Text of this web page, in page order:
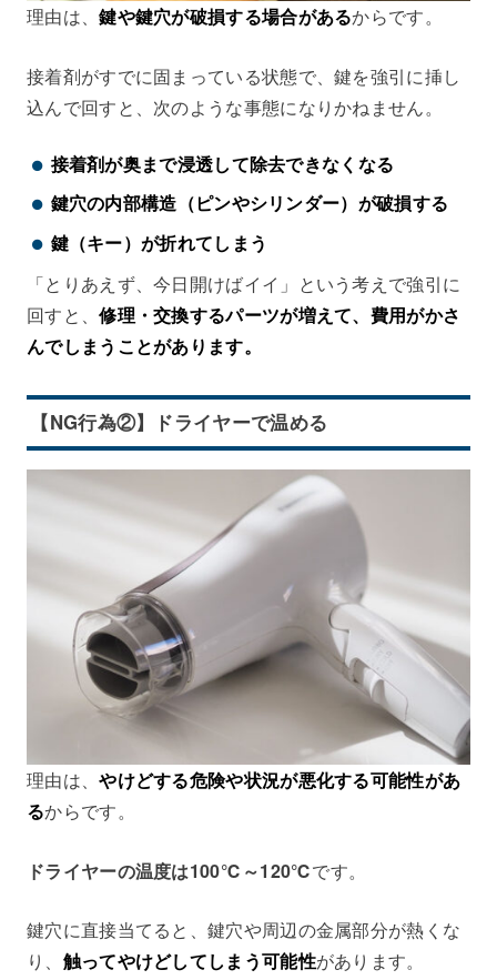
理由は、鍵や鍵穴が破損する場合があるからです。
接着剤がすでに固まっている状態で、鍵を強引に挿し
込んで回すと、次のような事態になりかねません。
接着剤が奥まで浸透して除去できなくなる
鍵穴の内部構造（ピンやシリンダー）が破損する
鍵（キー）が折れてしまう
「とりあえず、今日開けばイイ」という考えで強引に
回すと、修理・交換するパーツが増えて、費用がかさ
んでしまうことがあります。
【NG行為②】ドライヤーで温める
理由は、やけどする危険や状況が悪化する可能性があ
るからです。
ドライヤーの温度は100℃～120℃です。
鍵穴に直接当てると、鍵穴や周辺の金属部分が熱くな
り、 触ってやけどしてしまう可能性があります。